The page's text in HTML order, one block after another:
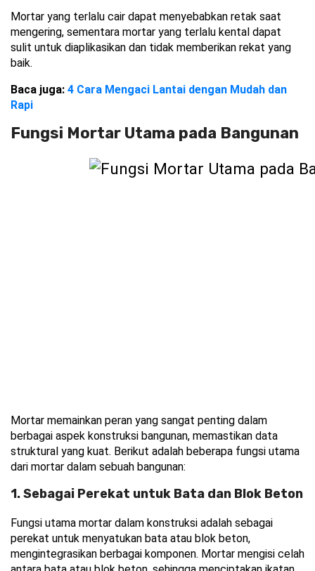
Mortar yang terlalu cair dapat menyebabkan retak saat
mengering, sementara mortar yang terlalu kental dapat
sulit untuk diaplikasikan dan tidak memberikan rekat yang
baik.
Baca juga: 4 Cara Mengaci Lantai dengan Mudah dan
Rapi
Fungsi Mortar Utama pada Bangunan
Mortar memainkan peran yang sangat penting dalam
berbagai aspek konstruksi bangunan, memastikan data
struktural yang kuat. Berikut adalah beberapa fungsi utama
dari mortar dalam sebuah bangunan:
1. Sebagai Perekat untuk Bata dan Blok Beton
Fungsi utama mortar dalam konstruksi adalah sebagai
perekat untuk menyatukan bata atau blok beton,
mengintegrasikan berbagai komponen. Mortar mengisi celah